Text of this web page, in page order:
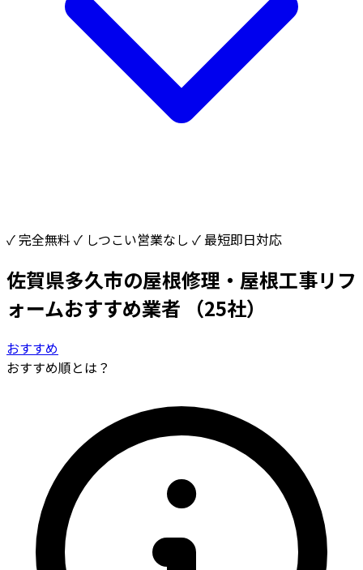
✓ 完全無料 ✓ しつこい営業なし ✓ 最短即日対応
佐賀県多久市の屋根修理・屋根工事リフ
ォームおすすめ業者
（25社）
おすすめ
おすすめ順とは？